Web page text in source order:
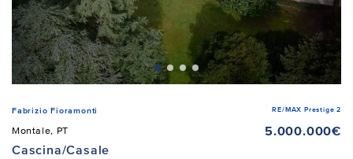
Fabrizio Fioramonti RE/MAX Prestige 2
Montale, PT
5.000.000€
Cascina/Casale